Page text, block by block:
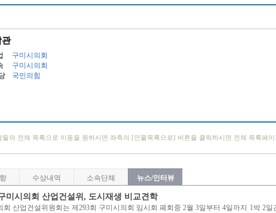
관
구미시의회
구미시의회
국민의힘
들의 전체 목록으로 이동을 원하시면 좌측의 [인물목록으로] 버튼을 클릭하시면 전체 목록페이
수상내역 소속단체 뉴스/인터뷰
미시의회 산업건설위, 도시재생 비교견학
회 산업건설위원회는 제293회 구미시의회 임시회 폐회중 2월 3일부터 4일까지 1박 2